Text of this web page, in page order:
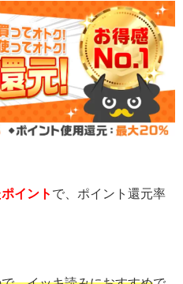
イント で、ポイント還元率